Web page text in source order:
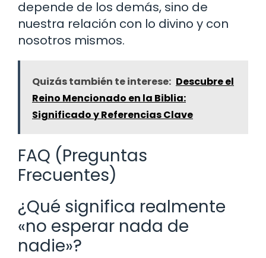
depende de los demás, sino de
nuestra relación con lo divino y con
nosotros mismos.
Quizás también te interese: Descubre el
Reino Mencionado en la Biblia:
Significado y Referencias Clave
FAQ (Preguntas
Frecuentes)
¿Qué significa realmente
«no esperar nada de
nadie»?